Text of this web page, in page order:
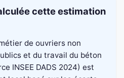
cette estimation
de ouvriers non
et du travail du béton
INSEE DADS 2024) est